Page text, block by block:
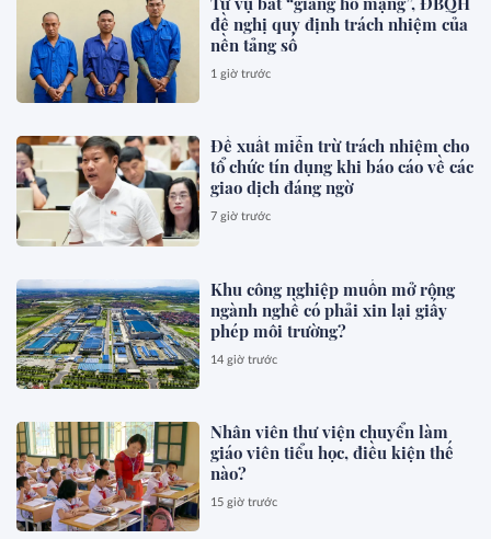
đề nghị quy định trách nhiệm của
nền tảng số
1 giờ trước
Đề xuất miễn trừ trách nhiệm cho
tổ chức tín dụng khi báo cáo về các
giao dịch đáng ngờ
7 giờ trước
Khu công nghiệp muốn mở rộng
ngành nghề có phải xin lại giấy
phép môi trường?
14 giờ trước
Nhân viên thư viện chuyển làm
giáo viên tiểu học, điều kiện thế
nào?
15 giờ trước